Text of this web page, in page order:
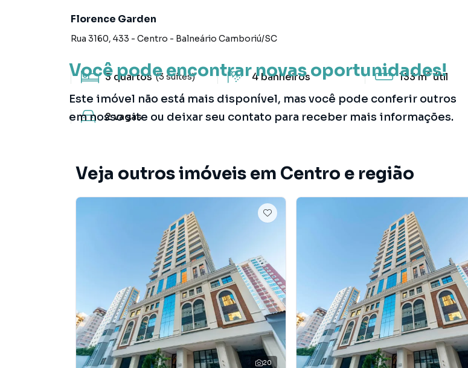
Você pode encontrar novas oportunidades!
Este imóvel não está mais disponível, mas você pode conferir outros
em nosso site ou deixar seu contato para receber mais informações.
Florence Garden
Rua 3160, 433 - Centro - Balneário Camboriú/SC
3 quartos (3 suítes) 4 banheiros 133 m²útil
2vagas
Veja outros imóveis em Centro e região
20